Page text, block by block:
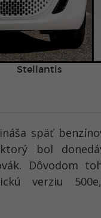
Stellantis
späť
bol
Dôvodom
verziu